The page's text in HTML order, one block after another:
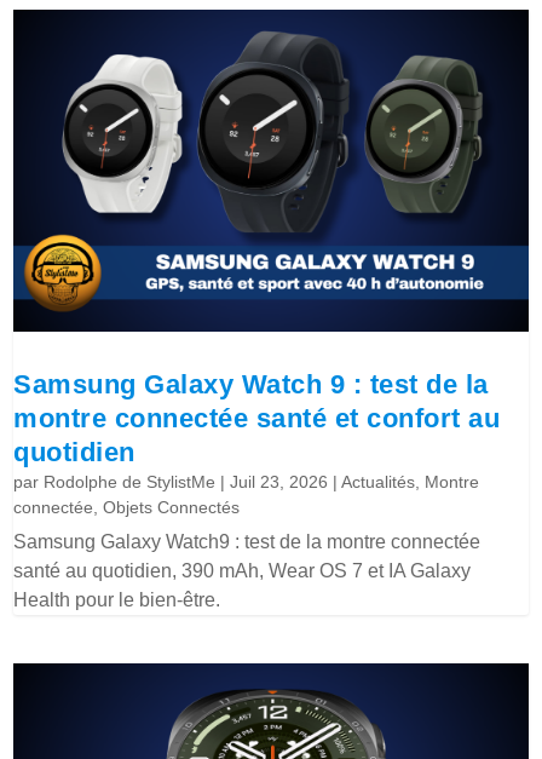
Samsung Galaxy Watch 9 : test de la
montre connectée santé et confort au
quotidien
par Rodolphe de StylistMe |Juil 23, 2026 |Actualités Montre
connectée ,Objets Connectés
Samsung Galaxy Watch9 : test de la montre connectée
santé au quotidien, 390 mAh, Wear OS 7 et IA Galaxy
Health pour le bien-être.